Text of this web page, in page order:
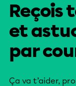
Reçois
et
par
Ça va t’aider,